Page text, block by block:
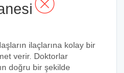
ilaçlarına kolay bir
verir. Doktorlar
doğru bir şekilde